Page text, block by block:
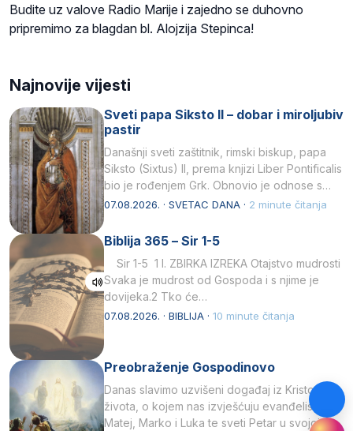
Budite uz valove Radio Marije i zajedno se duhovno
pripremimo za blagdan bl. Alojzija Stepinca!
Najnovije vijesti
Sveti papa Siksto II – dobar i miroljubiv
pastir
Današnji sveti zaštitnik, rimski biskup, papa
Siksto (Sixtus) II, prema knjizi Liber Pontificalis
bio je rođenjem Grk. Obnovio je odnose s
afričkim…
07.08.2026. · SVETAC DANA · 2 minute čitanja
Biblija 365 – Sir 1-5
Sir 1-5 1 I. ZBIRKA IZREKA Otajstvo mudrosti
Svaka je mudrost od Gospoda i s njime je
dovijeka.2 Tko će…
07.08.2026. · BIBLIJA · 10 minute čitanja
Preobraženje Gospodinovo
Danas slavimo uzvišeni događaj iz Kristova
života, o kojem nas izvješćuju evanđelisti
Matej, Marko i Luka te sveti Petar u svojoj